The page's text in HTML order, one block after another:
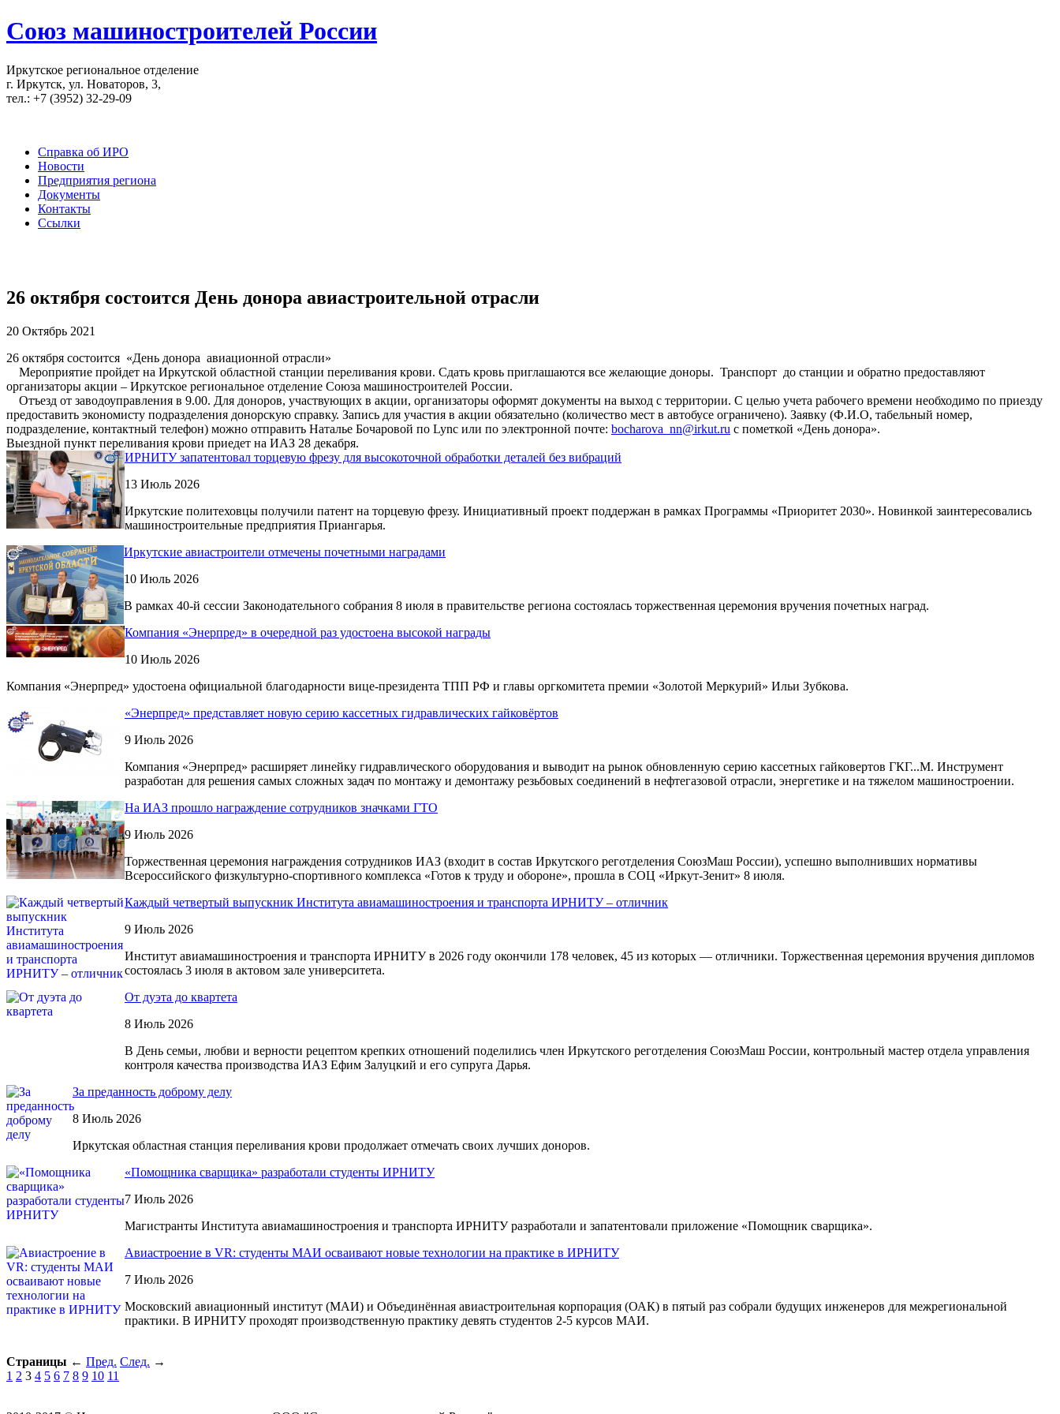
Союз машиностроителей России
Иркутское региональное отделение
г. Иркутск, ул. Новаторов, 3,
тел.: +7 (3952) 32-29-09
Справка об ИРО
Новости
Предприятия региона
Документы
Контакты
Ссылки
26 октября состоится День донора авиастроительной отрасли
20 Октябрь 2021
26 октября состоится «День донора авиационной отрасли»
Мероприятие пройдет на Иркутской областной станции переливания крови. Сдать кровь приглашаются все желающие доноры. Транспорт до станции и обратно предоставляют
организаторы акции – Иркутское региональное отделение Союза машиностроителей России.
Отъезд от заводоуправления в 9.00. Для доноров, участвующих в акции, организаторы оформят документы на выход с территории. С целью учета рабочего времени необходимо по приезду
предоставить экономисту подразделения донорскую справку. Запись для участия в акции обязательно (количество мест в автобусе ограничено). Заявку (Ф.И.О, табельный номер,
подразделение, контактный телефон) можно отправить Наталье Бочаровой по Lync или по электронной почте: bocharova_nn@irkut.ru с пометкой «День донора».
Выездной пункт переливания крови приедет на ИАЗ 28 декабря.
ИРНИТУ запатентовал торцевую фрезу для высокоточной обработки деталей без вибраций
13 Июль 2026
Иркутские политеховцы получили патент на торцевую фрезу. Инициативный проект поддержан в рамках Программы «Приоритет 2030». Новинкой заинтересовались
машиностроительные предприятия Приангарья.
Иркутские авиастроители отмечены почетными наградами
10 Июль 2026
В рамках 40-й сессии Законодательного собрания 8 июля в правительстве региона состоялась торжественная церемония вручения почетных наград.
Компания «Энерпред» в очередной раз удостоена высокой награды
10 Июль 2026
Компания «Энерпред» удостоена официальной благодарности вице-президента ТПП РФ и главы оргкомитета премии «Золотой Меркурий» Ильи Зубкова.
«Энерпред» представляет новую серию кассетных гидравлических гайковёртов
9 Июль 2026
Компания «Энерпред» расширяет линейку гидравлического оборудования и выводит на рынок обновленную серию кассетных гайковертов ГКГ...М. Инструмент
разработан для решения самых сложных задач по монтажу и демонтажу резьбовых соединений в нефтегазовой отрасли, энергетике и на тяжелом машиностроении.
На ИАЗ прошло награждение сотрудников значками ГТО
9 Июль 2026
Торжественная церемония награждения сотрудников ИАЗ (входит в состав Иркутского реготделения СоюзМаш России), успешно выполнивших нормативы
Всероссийского физкультурно-спортивного комплекса «Готов к труду и обороне», прошла в СОЦ «Иркут-Зенит» 8 июля.
Каждый четвертый выпускник Института авиамашиностроения и транспорта ИРНИТУ – отличник
9 Июль 2026
Институт авиамашиностроения и транспорта ИРНИТУ в 2026 году окончили 178 человек, 45 из которых — отличники. Торжественная церемония вручения дипломов
состоялась 3 июля в актовом зале университета.
От дуэта до квартета
8 Июль 2026
В День семьи, любви и верности рецептом крепких отношений поделились член Иркутского реготделения СоюзМаш России, контрольный мастер отдела управления
контроля качества производства ИАЗ Ефим Залуцкий и его супруга Дарья.
За преданность доброму делу
8 Июль 2026
Иркутская областная станция переливания крови продолжает отмечать своих лучших доноров.
«Помощника сварщика» разработали студенты ИРНИТУ
7 Июль 2026
Магистранты Института авиамашиностроения и транспорта ИРНИТУ разработали и запатентовали приложение «Помощник сварщика».
Авиастроение в VR: студенты МАИ осваивают новые технологии на практике в ИРНИТУ
7 Июль 2026
Московский авиационный институт (МАИ) и Объединённая авиастроительная корпорация (ОАК) в пятый раз собрали будущих инженеров для межрегиональной
практики. В ИРНИТУ проходят производственную практику девять студентов 2-5 курсов МАИ.
Страницы ← Пред. След. →
1 2 3 4 5 6 7 8 9 10 11